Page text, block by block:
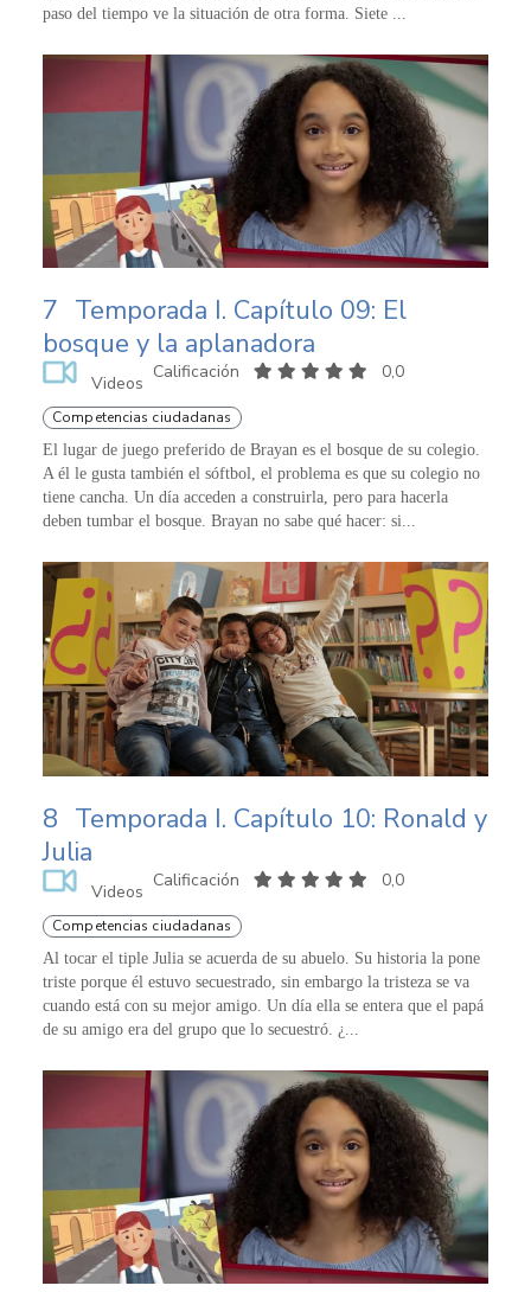
paso del tiempo ve la situación de otra forma. Siete ...
7 Temporada I. Capítulo 09: El
bosque y la aplanadora
Videos
Calificación 0,0
Competencias ciudadanas
El lugar de juego preferido de Brayan es el bosque de su colegio.
A él le gusta también el sóftbol, el problema es que su colegio no
tiene cancha. Un día acceden a construirla, pero para hacerla
deben tumbar el bosque. Brayan no sabe qué hacer: si...
8 Temporada I. Capítulo 10: Ronald y
Julia
Videos
Calificación 0,0
Competencias ciudadanas
Al tocar el tiple Julia se acuerda de su abuelo. Su historia la pone
triste porque él estuvo secuestrado, sin embargo la tristeza se va
cuando está con su mejor amigo. Un día ella se entera que el papá
de su amigo era del grupo que lo secuestró. ¿...